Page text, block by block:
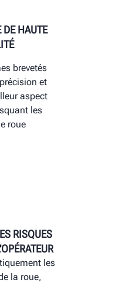
DE HAUTE
brevetés
et
aspect
les
roue
RISQUES
les
la roue,